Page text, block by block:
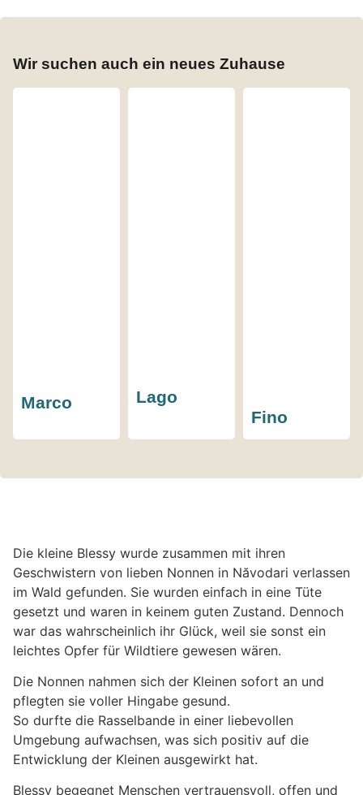
Wir suchen auch ein neues Zuhause
Marco
Lago
Fino
Die kleine Blessy wurde zusammen mit ihren
Geschwistern von lieben Nonnen in Năvodari verlassen
im Wald gefunden. Sie wurden einfach in eine Tüte
gesetzt und waren in keinem guten Zustand. Dennoch
war das wahrscheinlich ihr Glück, weil sie sonst ein
leichtes Opfer für Wildtiere gewesen wären.
Die Nonnen nahmen sich der Kleinen sofort an und
pflegten sie voller Hingabe gesund.
So durfte die Rasselbande in einer liebevollen
Umgebung aufwachsen, was sich positiv auf die
Entwicklung der Kleinen ausgewirkt hat.
Blessy begegnet Menschen vertrauensvoll, offen und